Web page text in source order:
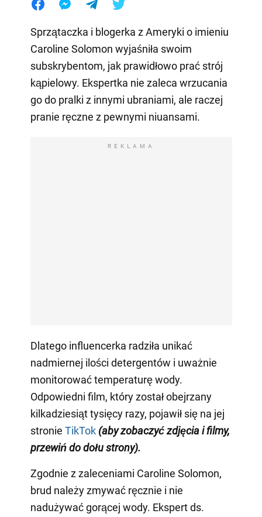
Sprzątaczka i blogerka z Ameryki o imieniu
Caroline Solomon wyjaśniła swoim
subskrybentom, jak prawidłowo prać strój
kąpielowy. Ekspertka nie zaleca wrzucania
go do pralki z innymi ubraniami, ale raczej
pranie ręczne z pewnymi niuansami.
REKLAMA
Dlatego influencerka radziła unikać
nadmiernej ilości detergentów i uważnie
monitorować temperaturę wody.
Odpowiedni film, który został obejrzany
kilkadziesiąt tysięcy razy, pojawił się na jej
stronie TikTok (aby zobaczyć zdjęcia i filmy,
przewiń do dołu strony).
Zgodnie z zaleceniami Caroline Solomon,
brud należy zmywać ręcznie i nie
nadużywać gorącej wody. Ekspert ds.